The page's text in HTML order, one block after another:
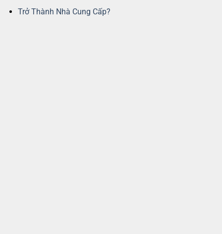
Trở Thành Nhà Cung Cấp?